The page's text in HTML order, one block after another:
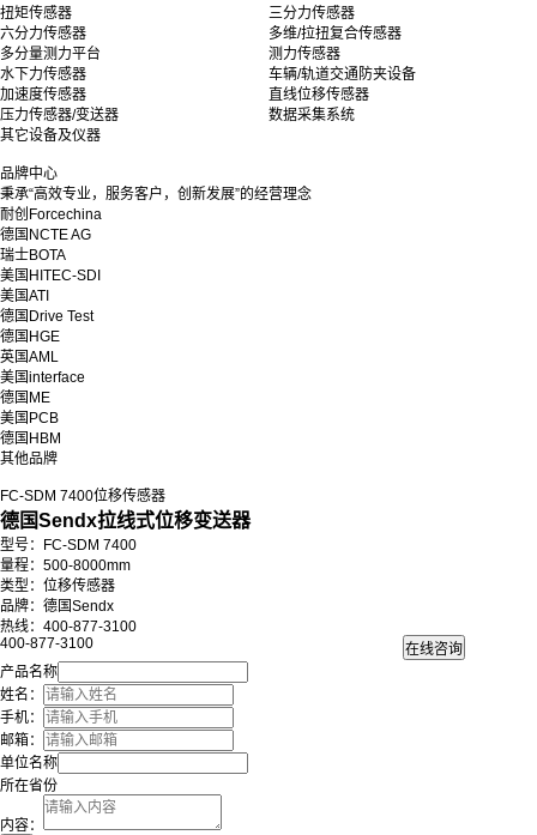
扭矩传感器
三分力传感器
六分力传感器
多维/拉扭复合传感器
多分量测力平台
测力传感器
水下力传感器
车辆/轨道交通防夹设备
加速度传感器
直线位移传感器
压力传感器/变送器
数据采集系统
其它设备及仪器
品牌中心
秉承“高效专业，服务客户，创新发展”的经营理念
耐创Forcechina
德国NCTE AG
瑞士BOTA
美国HITEC-SDI
美国ATI
德国Drive Test
德国HGE
英国AML
美国interface
德国ME
美国PCB
德国HBM
其他品牌
FC-SDM 7400位移传感器
德国Sendx拉线式位移变送器
型号：FC-SDM 7400
量程：500-8000mm
类型：位移传感器
品牌：德国Sendx
热线：400-877-3100
400-877-3100
产品名称
姓名：
手机：
邮箱：
单位名称
所在省份
内容：